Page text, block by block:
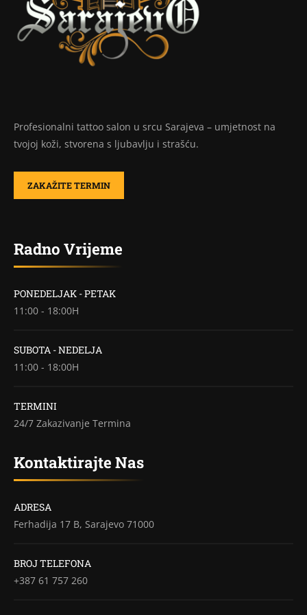
Profesionalni tattoo salon u srcu Sarajeva – umjetnost na
tvojoj koži, stvorena s ljubavlju i strašću.
ZAKAŽITE TERMIN
Radno Vrijeme
PONEDELJAK - PETAK
11:00 - 18:00H
SUBOTA - NEDELJA
11:00 - 18:00H
TERMINI
24/7 Zakazivanje Termina
Kontaktirajte Nas
ADRESA
Ferhadija 17 B, Sarajevo 71000
BROJ TELEFONA
+387 61 757 260